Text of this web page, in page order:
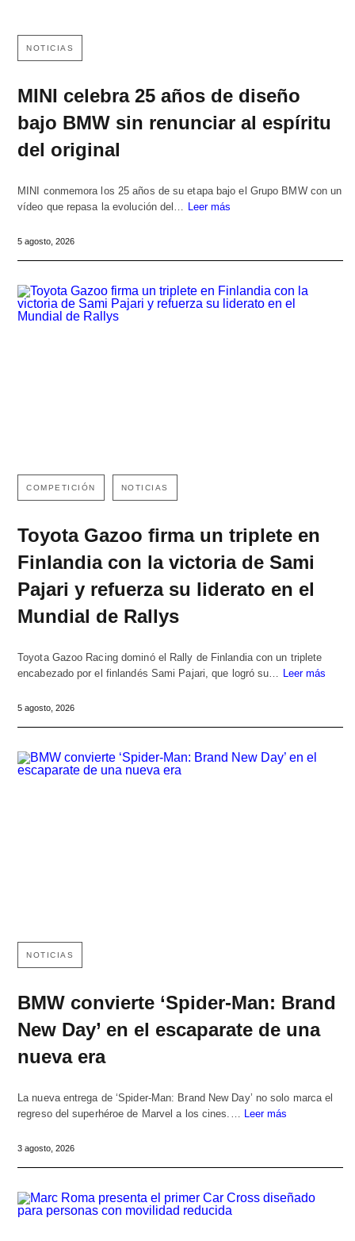
NOTICIAS
MINI celebra 25 años de diseño
bajo BMW sin renunciar al espíritu
del original
MINI conmemora los 25 años de su etapa bajo el Grupo BMW con un
vídeo que repasa la evolución del…
Leer más
5 agosto, 2026
COMPETICIÓN NOTICIAS
Toyota Gazoo firma un triplete en
Finlandia con la victoria de Sami
Pajari y refuerza su liderato en el
Mundial de Rallys
Toyota Gazoo Racing dominó el Rally de Finlandia con un triplete
encabezado por el finlandés Sami Pajari, que logró su… Leer más
5 agosto, 2026
NOTICIAS
BMW convierte ‘Spider-Man: Brand
New Day’ en el escaparate de una
nueva era
La nueva entrega de ‘Spider-Man: Brand New Day’ no solo marca el
regreso del superhéroe de Marvel a los cines.… Leer más
3 agosto, 2026